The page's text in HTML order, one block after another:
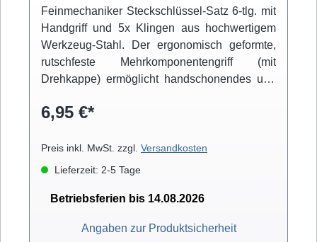
Feinmechaniker Steckschlüssel-Satz 6-tlg. mit
Handgriff und 5x Klingen aus hochwertigem
Werkzeug-Stahl. Der ergonomisch geformte,
rutschfeste Mehrkomponentengriff (mit
Drehkappe) ermöglicht handschonendes und
6,95 €*
Preis inkl. MwSt. zzgl. Versandkosten
Lieferzeit: 2-5 Tage
Betriebsferien bis 14.08.2026
Angaben zur Produktsicherheit